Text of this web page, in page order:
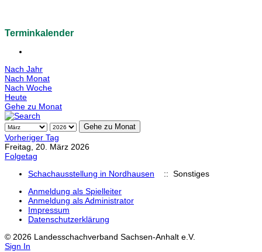
Terminkalender
Nach Jahr
Nach Monat
Nach Woche
Heute
Gehe zu Monat
Gehe zu Monat
Vorheriger Tag
Freitag, 20. März 2026
Folgetag
Schachausstellung in Nordhausen
:: Sonstiges
Anmeldung als Spielleiter
Anmeldung als Administrator
Impressum
Datenschutzerklärung
© 2026 Landesschachverband Sachsen-Anhalt e.V.
Sign In